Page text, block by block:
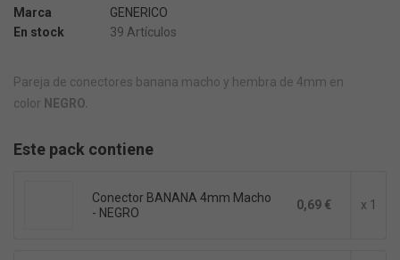
Marca
GENERICO
En stock
39 Artículos
Pareja de conectores banana macho y hembra de 4mm en
color NEGRO.
Este pack contiene
Conector BANANA 4mm Macho
- NEGRO
0,69 € x 1